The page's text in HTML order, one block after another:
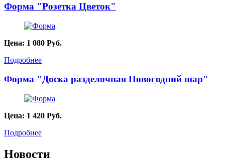
Форма "Розетка Цветок"
Цена: 1 080 Руб.
Подробнее
Форма "Доска разделочная Новогодний шар"
Цена: 1 420 Руб.
Подробнее
Новости